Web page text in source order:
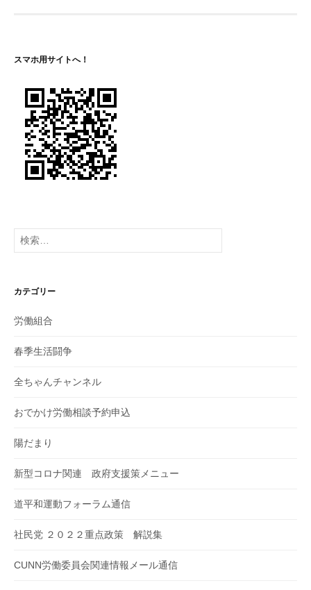
ョ
スマホ用サイトへ！
検
索:
カテゴリー
労働組合
春季生活闘争
全ちゃんチャンネル
おでかけ労働相談予約申込
陽だまり
新型コロナ関連 政府支援策メニュー
道平和運動フォーラム通信
社民党 ２０２２重点政策 解説集
CUNN労働委員会関連情報メール通信